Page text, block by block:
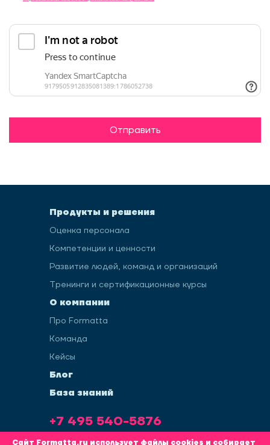
Отправить
Продукты и решения
Оценка персонала
Компетенции и ценности
Развитие людей, команд и организаций
Тренинги и сертификационные курсы
О компании
Про Formatta
Команда
Кейсы
Блог
База знаний
+7 495 540-5876
Сайт Formatta.ru использует файлы cookies и собирает